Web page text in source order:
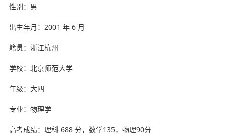
性别：男
出生年月：2001 年 6 月
籍贯：浙江杭州
学校：北京师范大学
年级：大四
专业：物理学
高考成绩：理科 688 分，数学135，物理90分